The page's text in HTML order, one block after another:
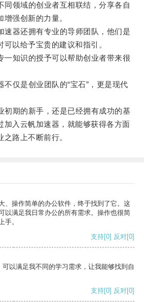
领域的创业者互相联结，分享各自
强创新的力量。
器还拥有专业的导师团队，他们是
以给予宝贵的建议和指引。
知识的授予可以帮助创业者带来很
仅是创业团队的“宝石”，更是现代
期的新手，还是已经拥有成功的基
加入云帆加速器，就能够获得各方面
路上不断前行。
、操作简单的办公软件，终于找到了它。这
以满足我日常办公的所有需求。操作也很简
手。
支持[0] 反对[0]
以满足我不同的学习需求，让我能够找到自
支持[0] 反对[0]